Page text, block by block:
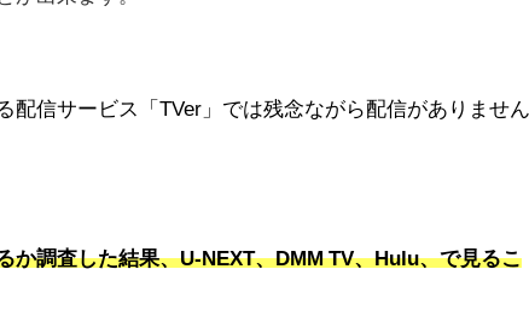
配信サービス「TVer」では残念ながら配信がありません
か調査した結果、U-NEXT、DMM TV、Hulu、で見るこ